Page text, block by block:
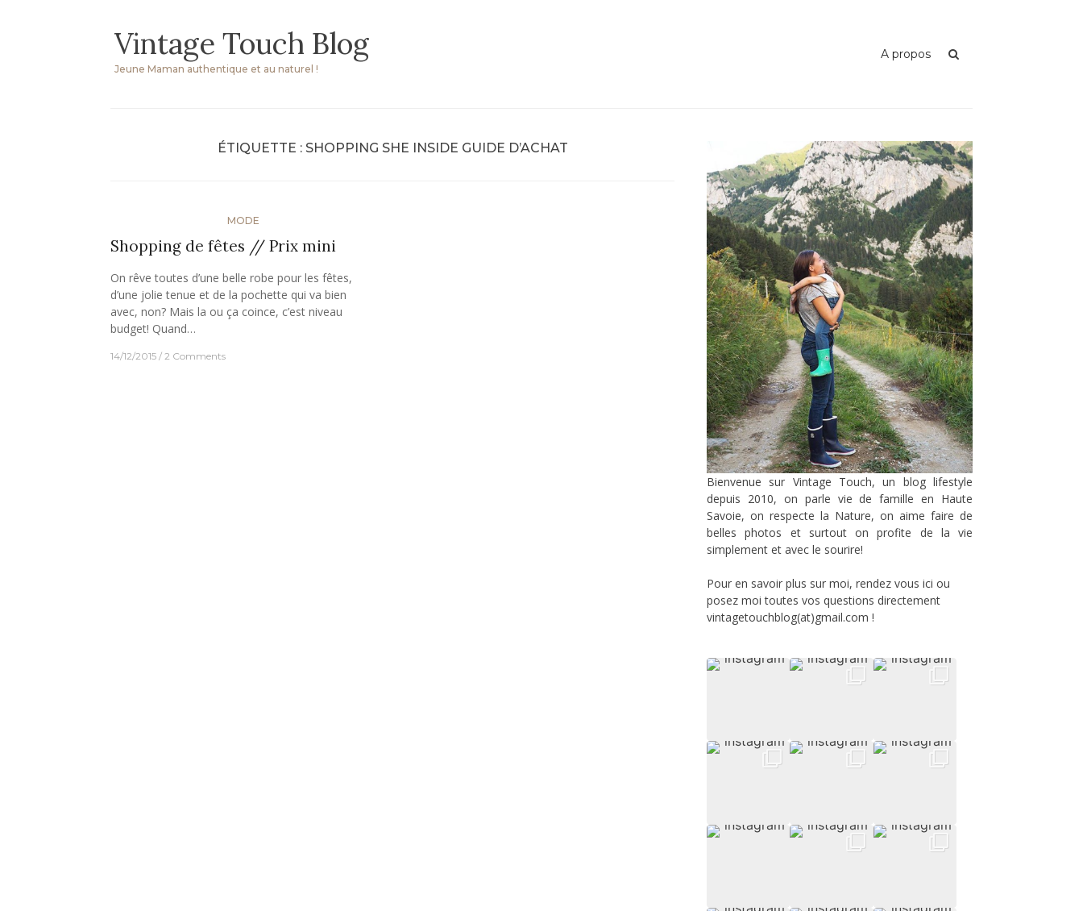
contentVintage Touch Blog
Jeune Maman authentique et au naturel !
A propos
ÉTIQUETTE : SHOPPING SHE INSIDE GUIDE D’ACHAT
MODE
Shopping de fêtes // Prix mini
On rêve toutes d’une belle robe pour les fêtes,
d’une jolie tenue et de la pochette qui va bien
avec, non? Mais la ou ça coince, c’est niveau
budget! Quand…
14/12/2015 2 Comments
Bienvenue sur Vintage Touch, un blog lifestyle
depuis 2010, on parle vie de famille en Haute
Savoie, on respecte la Nature, on aime faire de
belles photos et surtout on profite de la vie
simplement et avec le sourire!
Pour en savoir plus sur moi, rendez vous ici ou
posez moi toutes vos questions directement
vintagetouchblog(at)gmail.com !